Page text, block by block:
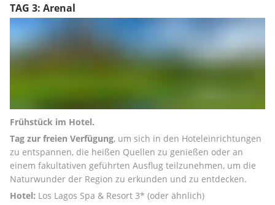
TAG 3: Arenal
Frühstück im Hotel.
Tag zur freien Verfügung, um sich in den Hoteleinrichtungen
zu entspannen, die heißen Quellen zu genießen oder an
einem fakultativen geführten Ausflug teilzunehmen, um die
Naturwunder der Region zu erkunden und zu entdecken.
Hotel: Los Lagos Spa & Resort 3* (oder ähnlich)